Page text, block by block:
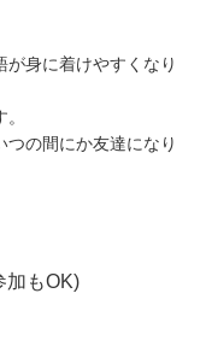
身に着けやすくなり
つの間にか友達になり
加もOK)